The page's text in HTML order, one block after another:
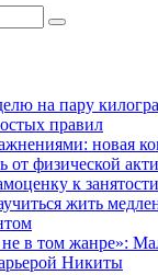
на пару
правил
новая
от физической
к
жить
не в том жанре»:
Никиты